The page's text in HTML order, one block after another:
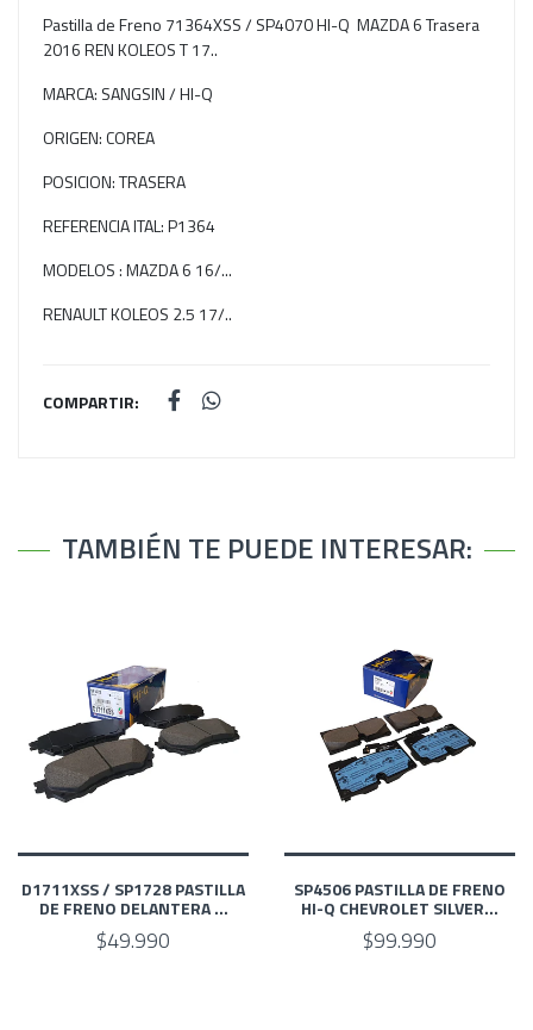
Pastilla de Freno 71364XSS / SP4070 HI-Q MAZDA 6 Trasera
2016 REN KOLEOS T 17..
MARCA: SANGSIN / HI-Q
ORIGEN: COREA
POSICION: TRASERA
REFERENCIA ITAL: P1364
MODELOS : MAZDA 6 16/...
RENAULT KOLEOS 2.5 17/..
COMPARTIR:
TAMBIÉN TE PUEDE INTERESAR:
D1711XSS / SP1728 PASTILLA
DE FRENO DELANTERA ...
$49.990
SP4506 PASTILLA DE FRENO
HI-Q CHEVROLET SILVER...
$99.990